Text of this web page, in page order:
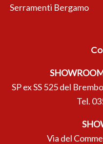
Serramenti Bergamo
SP ex SS 525 del
Tel.
Via del